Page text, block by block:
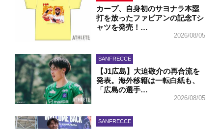
カープ、自身初のサヨナラ本塁
打を放ったファビアンの記念Tシ
ャツを発売！…
2026/08/05
SANFRECCE
【J1広島】大迫敬介の再合流を
発表。海外移籍は一転白紙も、
「広島の選手…
2026/08/05
SANFRECCE